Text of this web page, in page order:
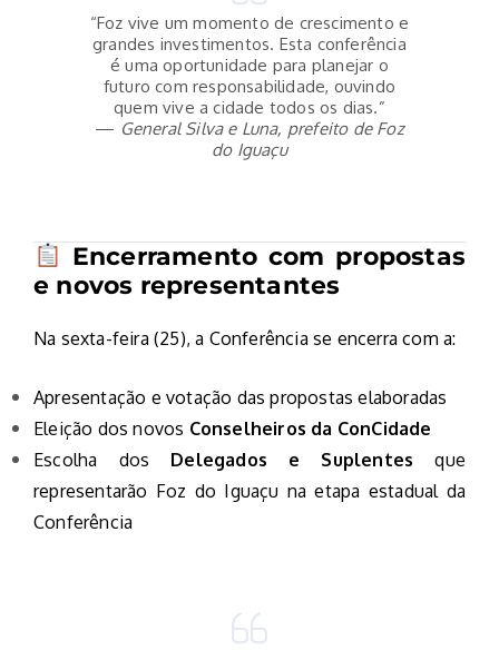
“Foz vive um momento de crescimento e
grandes investimentos. Esta conferência
é uma oportunidade para planejar o
futuro com responsabilidade, ouvindo
quem vive a cidade todos os dias.”
— General Silva e Luna, prefeito de Foz
do Iguaçu
Encerramento com propostas
e novos representantes
Na sexta-feira (25), a Conferência se encerra com a:
Apresentação e votação das propostas elaboradas
Eleição dos novos Conselheiros da ConCidade
Escolha dos Delegados e Suplentes que
representarão Foz do Iguaçu na etapa estadual da
Conferência